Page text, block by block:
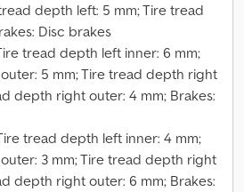
depth left: 5 mm; Tire tread
Disc brakes
tread depth left inner: 6 mm;
5 mm; Tire tread depth right
depth right outer: 4 mm; Brakes:
tread depth left inner: 4 mm;
3 mm; Tire tread depth right
depth right outer: 6 mm; Brakes: